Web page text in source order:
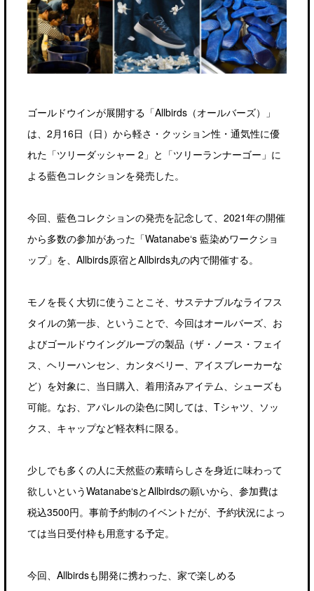
ゴールドウインが展開する「Allbirds（オールバーズ）」
は、2月16日（日）から軽さ・クッション性・通気性に優
れた「ツリーダッシャー 2」と「ツリーランナーゴー」に
よる藍色コレクションを発売した。
今回、藍色コレクションの発売を記念して、2021年の開催
から多数の参加があった「Watanabe‘s 藍染めワークショ
ップ」を、Allbirds原宿とAllbirds丸の内で開催する。
モノを長く大切に使うことこそ、サステナブルなライフス
タイルの第一歩、ということで、今回はオールバーズ、お
よびゴールドウイングループの製品（ザ・ノース・フェイ
ス、ヘリーハンセン、カンタベリー、アイスブレーカーな
ど）を対象に、当日購入、着用済みアイテム、シューズも
可能。なお、アパレルの染色に関しては、Tシャツ、ソッ
クス、キャップなど軽衣料に限る。
少しでも多くの人に天然藍の素晴らしさを身近に味わって
欲しいというWatanabe‘sとAllbirdsの願いから、参加費は
税込3500円。事前予約制のイベントだが、予約状況によっ
ては当日受付枠も用意する予定。
今回、Allbirdsも開発に携わった、家で楽しめる